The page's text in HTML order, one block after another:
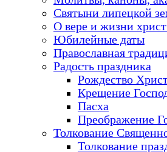
Святыни липецкой
О вере и жизни
Юбилейные даты
Православная
Радость праздника
Рождество
Крещение
Пасха
Преображение
Толкование
Толкование